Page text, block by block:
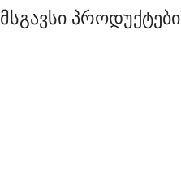
მსგავსი პროდუქტები